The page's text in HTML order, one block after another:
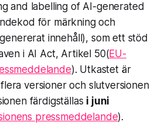
and labelling of AI-generated
för märkning och
innehåll), som ett stöd
i AI Act, Artikel 50(EU-
). Utkastet är
versioner och slutversionen
färdigställas i juni
pressmeddelande).